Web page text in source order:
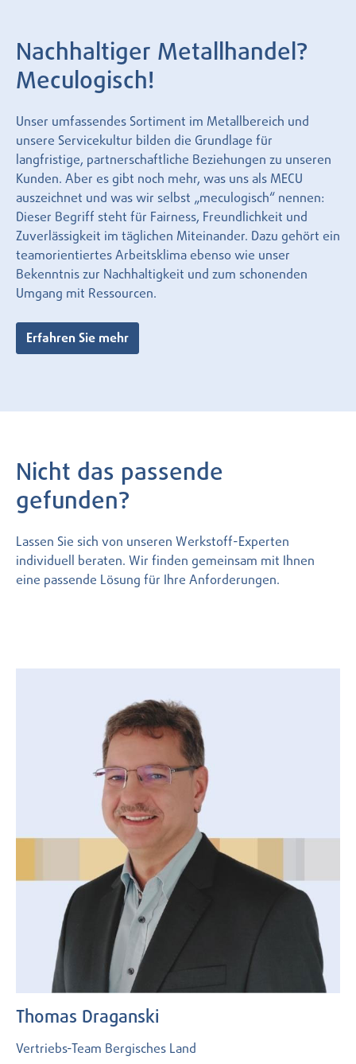
Nachhaltiger Metallhandel?
Meculogisch!
Unser umfassendes Sortiment im Metallbereich und
unsere Servicekultur bilden die Grundlage für
langfristige, partnerschaftliche Beziehungen zu unseren
Kunden. Aber es gibt noch mehr, was uns als MECU
auszeichnet und was wir selbst „meculogisch“ nennen:
Dieser Begriff steht für Fairness, Freundlichkeit und
Zuverlässigkeit im täglichen Miteinander. Dazu gehört ein
teamorientiertes Arbeitsklima ebenso wie unser
Bekenntnis zur Nachhaltigkeit und zum schonenden
Umgang mit Ressourcen.
Erfahren Sie mehr
Nicht das passende
gefunden?
Lassen Sie sich von unseren Werkstoff-Experten
individuell beraten. Wir finden gemeinsam mit Ihnen
eine passende Lösung für Ihre Anforderungen.
Thomas Draganski
Vertriebs-Team Bergisches Land